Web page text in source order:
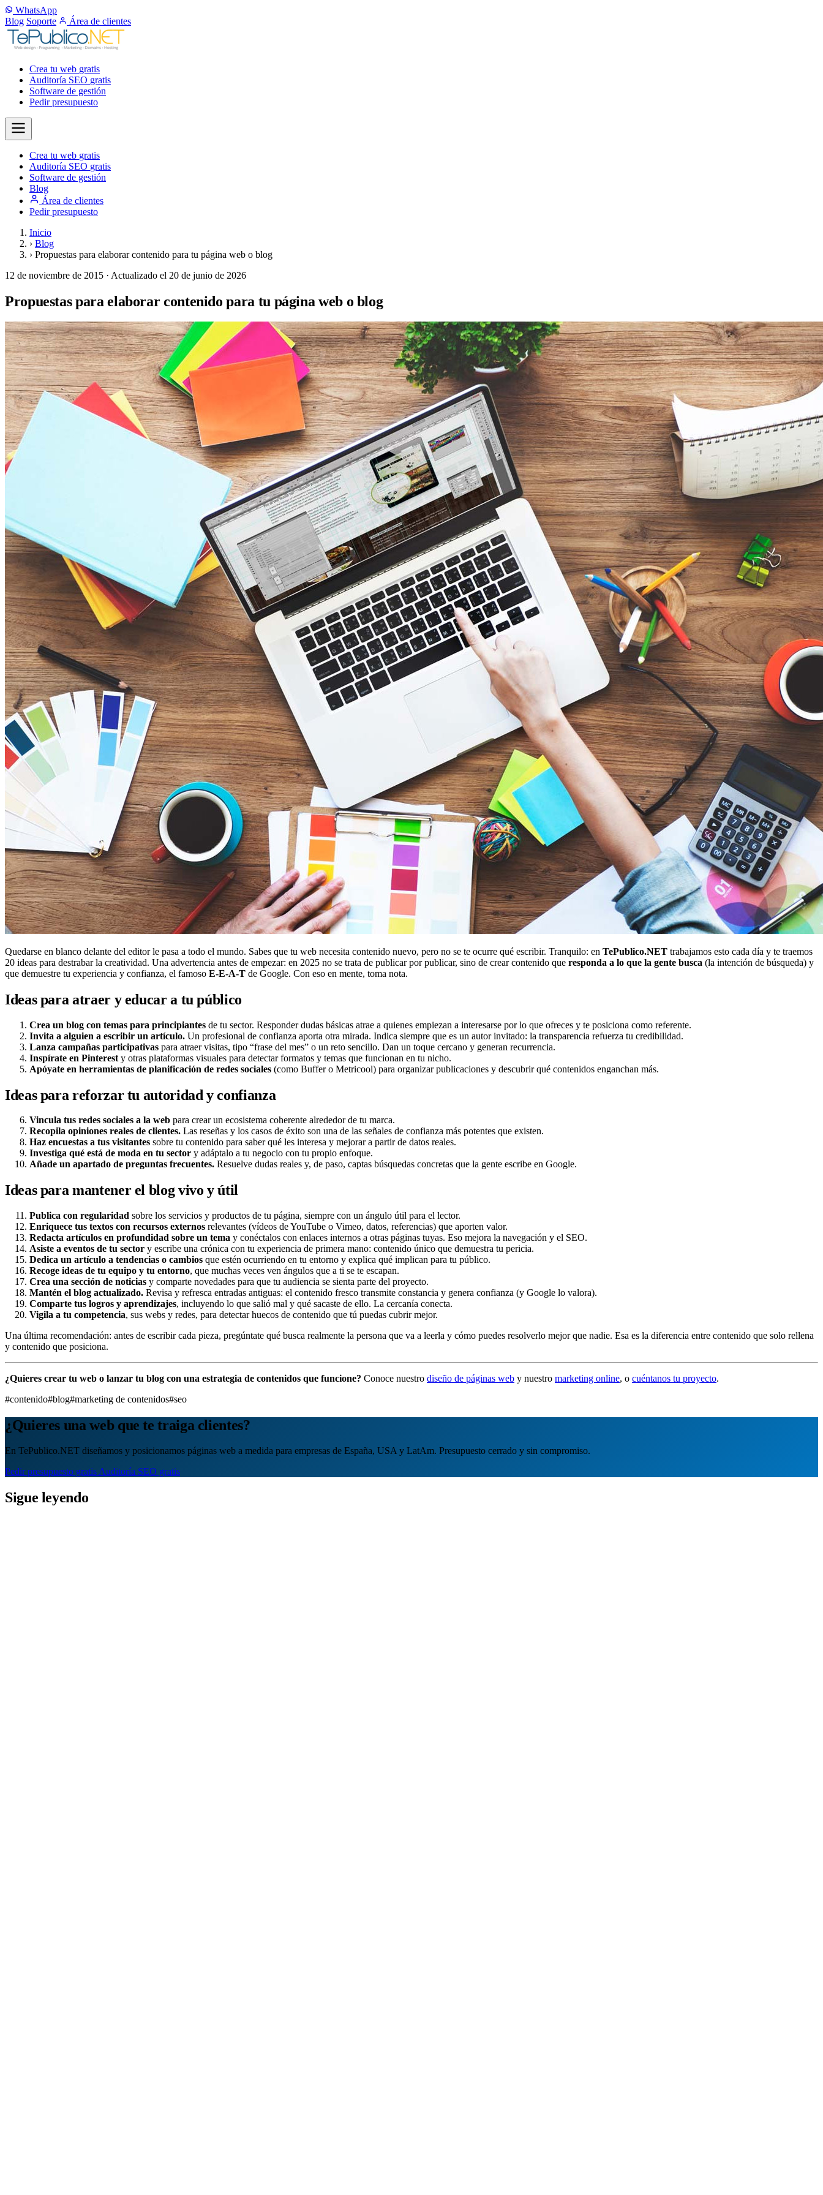
WhatsApp
Blog Soporte Área de clientes
Crea tu web gratis
Auditoría SEO gratis
Software de gestión
Pedir presupuesto
Crea tu web gratis
Auditoría SEO gratis
Software de gestión
Blog
Área de clientes
Pedir presupuesto
Inicio
› Blog
› Propuestas para elaborar contenido para tu página web o blog
12 de noviembre de 2015 · Actualizado el 20 de junio de 2026
Propuestas para elaborar contenido para tu página web o blog
Quedarse en blanco delante del editor le pasa a todo el mundo. Sabes que tu web necesita contenido nuevo, pero no se te ocurre qué escribir. Tranquilo: en TePublico.NET trabajamos esto cada día y te traemos
20 ideas para destrabar la creatividad. Una advertencia antes de empezar: en 2025 no se trata de publicar por publicar, sino de crear contenido que responda a lo que la gente busca (la intención de búsqueda) y
que demuestre tu experiencia y confianza, el famoso E-E-A-T de Google. Con eso en mente, toma nota.
Ideas para atraer y educar a tu público
Crea un blog con temas para principiantes de tu sector. Responder dudas básicas atrae a quienes empiezan a interesarse por lo que ofreces y te posiciona como referente.
Invita a alguien a escribir un artículo. Un profesional de confianza aporta otra mirada. Indica siempre que es un autor invitado: la transparencia refuerza tu credibilidad.
Lanza campañas participativas para atraer visitas, tipo “frase del mes” o un reto sencillo. Dan un toque cercano y generan recurrencia.
Inspírate en Pinterest y otras plataformas visuales para detectar formatos y temas que funcionan en tu nicho.
Apóyate en herramientas de planificación de redes sociales (como Buffer o Metricool) para organizar publicaciones y descubrir qué contenidos enganchan más.
Ideas para reforzar tu autoridad y confianza
Vincula tus redes sociales a la web para crear un ecosistema coherente alrededor de tu marca.
Recopila opiniones reales de clientes. Las reseñas y los casos de éxito son una de las señales de confianza más potentes que existen.
Haz encuestas a tus visitantes sobre tu contenido para saber qué les interesa y mejorar a partir de datos reales.
Investiga qué está de moda en tu sector y adáptalo a tu negocio con tu propio enfoque.
Añade un apartado de preguntas frecuentes. Resuelve dudas reales y, de paso, captas búsquedas concretas que la gente escribe en Google.
Ideas para mantener el blog vivo y útil
Publica con regularidad sobre los servicios y productos de tu página, siempre con un ángulo útil para el lector.
Enriquece tus textos con recursos externos relevantes (vídeos de YouTube o Vimeo, datos, referencias) que aporten valor.
Redacta artículos en profundidad sobre un tema y conéctalos con enlaces internos a otras páginas tuyas. Eso mejora la navegación y el SEO.
Asiste a eventos de tu sector y escribe una crónica con tu experiencia de primera mano: contenido único que demuestra tu pericia.
Dedica un artículo a tendencias o cambios que estén ocurriendo en tu entorno y explica qué implican para tu público.
Recoge ideas de tu equipo y tu entorno, que muchas veces ven ángulos que a ti se te escapan.
Crea una sección de noticias y comparte novedades para que tu audiencia se sienta parte del proyecto.
Mantén el blog actualizado. Revisa y refresca entradas antiguas: el contenido fresco transmite constancia y genera confianza (y Google lo valora).
Comparte tus logros y aprendizajes, incluyendo lo que salió mal y qué sacaste de ello. La cercanía conecta.
Vigila a tu competencia, sus webs y redes, para detectar huecos de contenido que tú puedas cubrir mejor.
Una última recomendación: antes de escribir cada pieza, pregúntate qué busca realmente la persona que va a leerla y cómo puedes resolverlo mejor que nadie. Esa es la diferencia entre contenido que solo rellena
y contenido que posiciona.
¿Quieres crear tu web o lanzar tu blog con una estrategia de contenidos que funcione? Conoce nuestro diseño de páginas web y nuestro marketing online, o cuéntanos tu proyecto.
#contenido#blog#marketing de contenidos#seo
¿Quieres una web que te traiga clientes?
En TePublico.NET diseñamos y posicionamos páginas web a medida para empresas de España, USA y LatAm. Presupuesto cerrado y sin compromiso.
Pedir presupuesto gratis Auditoría SEO gratis
Sigue leyendo